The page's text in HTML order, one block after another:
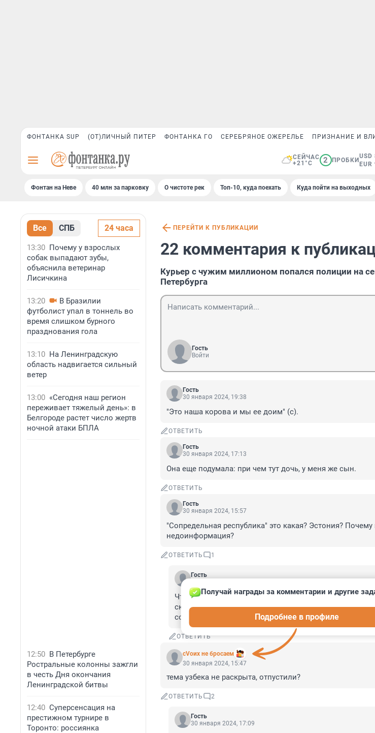
ФОНТАНКА SUP (ОТ)ЛИЧНЫЙ ПИТЕР ФОНТАНКА ГО СЕРЕБРЯНОЕ ОЖЕРЕЛЬЕ ПРИЗНАНИЕ И
СЕЙЧАС
+21°C
2 ПРОБКИ
USD
Фонтан на Неве 40 млн за парковку О чистоте рек Топ-10, куда поехать Куда пойти на выходных
Все СПБ 24 часа
13:30 Почему у взрослых
собак выпадают зубы,
объяснила ветеринар
Лисичкина
13:20
В Бразилии
футболист упал в тоннель во
время слишком бурного
празднования гола
13:10 На Ленинградскую
область надвигается сильный
ветер
13:00 «Сегодня наш регион
переживает тяжелый день»: в
Белгороде растет число жертв
ночной атаки БПЛА
12:50 В Петербурге
Ростральные колонны зажгли
в честь Дня окончания
Ленинградской битвы
12:40 Суперсенсация на
престижном турнире в
Торонто: россиянка
ПЕРЕЙТИ К ПУБЛИКАЦИИ
22 комментария к
Курьер с чужим миллионом попался полиции на
Петербурга
Гость
Войти
Гость
30 января 2024, 19:38
"Это наша корова и мы ее доим" (с).
ОТВЕТИТЬ
Гость
30 января 2024, 17:13
Она еще подумала: при чем тут дочь, у меня же сын.
ОТВЕТИТЬ
Гость
30 января 2024, 15:57
"Сопредельная республика" это какая? Эстония? Почему
недоинформация?
ОТВЕТИТЬ 1
Гость
Что так привязался к «республике», откуда родом
скорее всего, и не знал, что именно доставлял.
соплеменников, которые обманули пенсионерку?
ОТВЕТИТЬ
сVоих не бросаем
Получай награды за комментарии и другие
Подробнее в профиле
30 января 2024, 15:47
тема узбека не раскрыта, отпустили?
ОТВЕТИТЬ 2
Гость
30 января 2024, 17:09